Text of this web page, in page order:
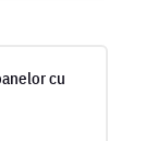
cu